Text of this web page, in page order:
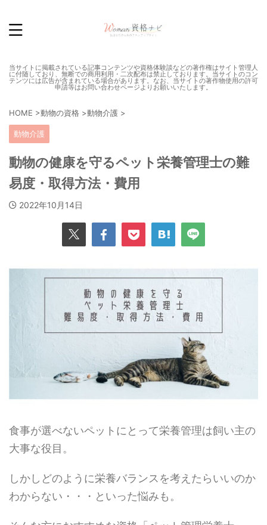
当サイトに掲載されている記事コンテンツや資格体験談などの著作権はサイト管理人
に付随しており、無断での商用利用・二次配布は禁止しております。当サイトのコン
テンツには広告が含まれている場合があります。なお、当サイトの著作物使用の許可
申請等はお問い合わせページよりお願いいたします。
HOME >動物の資格 >動物介護 >
動物介護
動物の健康を守るペット栄養管理士の難
易度・取得方法・費用
2022年10月14日
食事が選べないペットにとって栄養管理は飼い主の
大事な役目。
しかしどのように栄養バランスを考えたらいいのか
わからない・・・といった悩みも。